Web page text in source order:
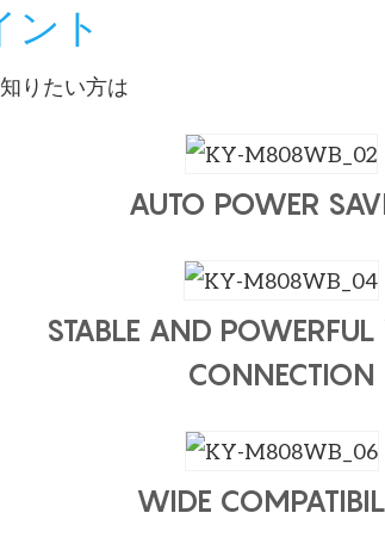
ント
りたい方は
AUTO POWER
STABLE AND POWERFUL
CONNECTION
WIDE